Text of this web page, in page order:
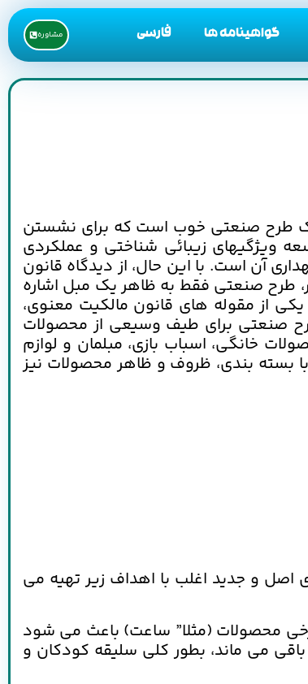
گواهینامه ها فارسی مشاوره
طرح صنعتی خوب است که برای نشستن
ویژگیهای زیبائی شناختی و عملکردی
آن است. با این حال، از دیدگاه قانون
طرح صنعتی فقط به ظاهر یک مبل اشاره
از مقوله های قانون مالکیت معنوی،
صنعتی برای طیف وسیعی از محصولات
خانگی، اسباب بازی، مبلمان و لوازم
با بسته بندی، ظروف و ظاهر محصولات نیز
اصل و جدید اغلب با اهداف زیر تهیه می
محصولات (مثلا” ساعت) باعث می شود
می ماند، بطور کلی سلیقه کودکان و